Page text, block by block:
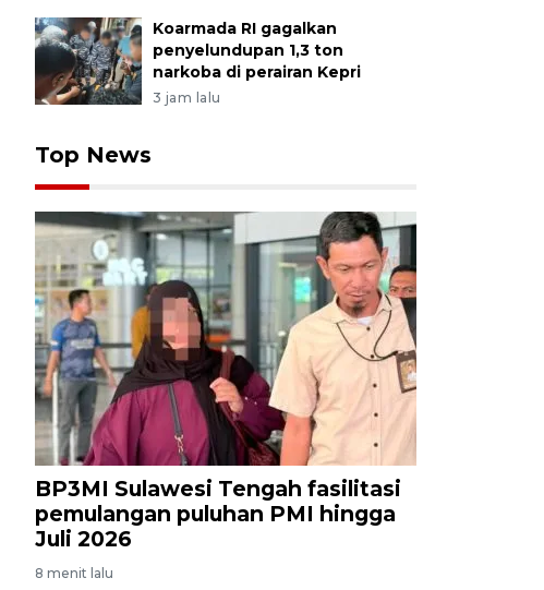
Koarmada RI gagalkan
penyelundupan 1,3 ton
narkoba di perairan Kepri
3 jam lalu
Top News
BP3MI Sulawesi Tengah fasilitasi
pemulangan puluhan PMI hingga
Juli 2026
8 menit lalu